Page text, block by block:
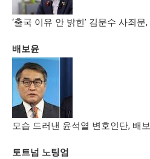
‘출국 이유 안 밝힌’ 김문수 사죄문
배보윤
모습 드러낸 윤석열 변호인단, 배
토트넘 노팅엄